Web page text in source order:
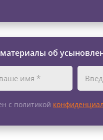
об
с политикой